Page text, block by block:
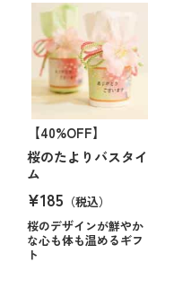
【40%OFF】
桜のたよりバスタイ
ム
¥185 （税込）
桜のデザインが鮮やか
な心も体も温めるギフ
ト